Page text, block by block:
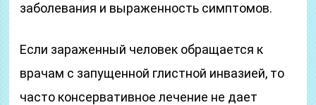
заболевания и выраженность симптомов.
Если зараженный человек обращается к
врачам с запущенной глистной инвазией, то
часто консервативное лечение не дает